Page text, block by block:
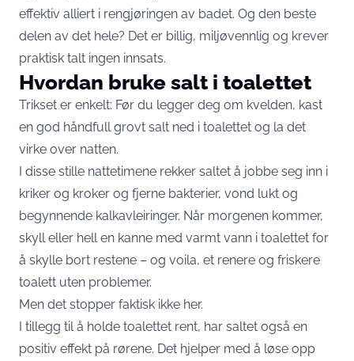
effektiv alliert i rengjøringen av badet. Og den beste
delen av det hele? Det er billig, miljøvennlig og krever
praktisk talt ingen innsats.
Hvordan bruke salt i toalettet
Trikset er enkelt: Før du legger deg om kvelden, kast
en god håndfull grovt salt ned i toalettet og la det
virke over natten.
I disse stille nattetimene rekker saltet å jobbe seg inn i
kriker og kroker og fjerne bakterier, vond lukt og
begynnende kalkavleiringer. Når morgenen kommer,
skyll eller hell en kanne med varmt vann i toalettet for
å skylle bort restene – og voila, et renere og friskere
toalett uten problemer.
Men det stopper faktisk ikke her.
I tillegg til å holde toalettet rent, har saltet også en
positiv effekt på rørene. Det hjelper med å løse opp